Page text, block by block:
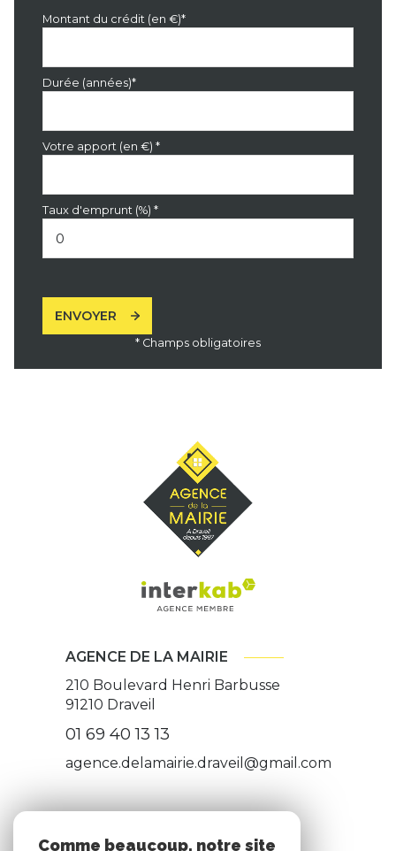
Montant du crédit (en €)*
Durée (années)*
Votre apport (en €) *
Taux d'emprunt (%) *
ENVOYER
* Champs obligatoires
AGENCE DE LA MAIRIE
210 Boulevard Henri Barbusse
91210 Draveil
01 69 40 13 13
agence.delamairie.draveil@gmail.com
Comme beaucoup, notre site